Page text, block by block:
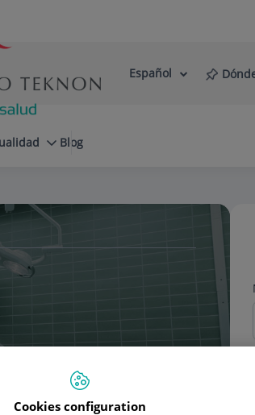
Selector
Idioma
Español
Blog
Cookies configuration